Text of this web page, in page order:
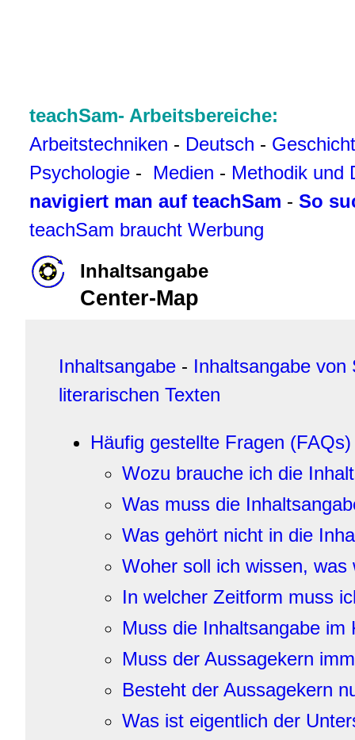
teachSam- Arbeitsbereiche:
Arbeitstechniken - Deutsch -
Psychologie - Medien - Methodik und
navigiert man auf teachSam - So
teachSam braucht Werbung
Inhaltsangabe
Center-Map
Inhaltsangabe - Inhaltsangabe von
literarischen Texten
Häufig gestellte Fragen (FAQs)
Wozu brauche ich die
Was muss die
Was gehört nicht in die
Woher soll ich wissen,
In welcher Zeitform muss
Muss die Inhaltsangabe im
Muss der Aussagekern
Besteht der Aussagekern
Was ist eigentlich der